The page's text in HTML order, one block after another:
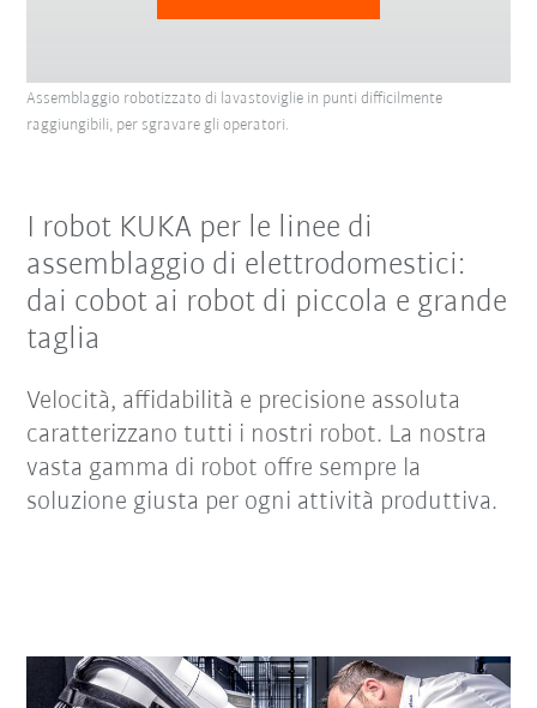
Assemblaggio robotizzato di lavastoviglie in punti difficilmente
raggiungibili, per sgravare gli operatori.
I robot KUKA per le linee di
assemblaggio di elettrodomestici:
dai cobot ai robot di piccola e grande
taglia
Velocità, affidabilità e precisione assoluta
caratterizzano tutti i nostri robot. La nostra
vasta gamma di robot offre sempre la
soluzione giusta per ogni attività produttiva.